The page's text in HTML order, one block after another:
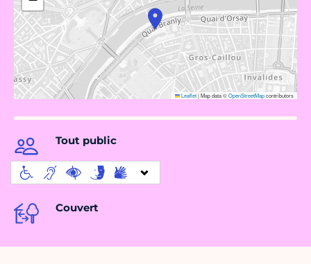
Leaflet|Map data ©OpenStreetMapcontributors
Tout public
Couvert